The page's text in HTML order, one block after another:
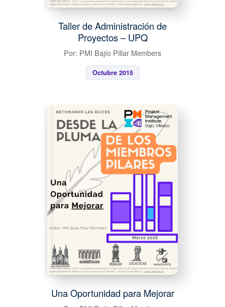
Taller de Administración de
Proyectos – UPQ
Por: PMI Bajío Pillar Members
Octubre 2015
Una Oportunidad para Mejorar